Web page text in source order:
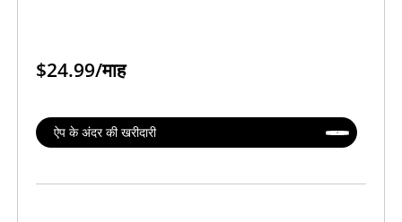
$24.99/माह
ऐप के अंदर की खरीदारी